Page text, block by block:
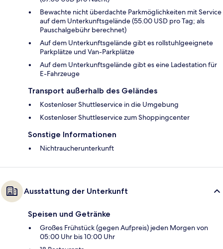
Bewachte nicht überdachte Parkmöglichkeiten mit Service
auf dem Unterkunftsgelände (55.00 USD pro Tag; als
Pauschalgebühr berechnet)
Auf dem Unterkunftsgelände gibt es rollstuhlgeeignete
Parkplätze und Van-Parkplätze
Auf dem Unterkunftsgelände gibt es eine Ladestation für
E-Fahrzeuge
Transport außerhalb des Geländes
Kostenloser Shuttleservice in die Umgebung
Kostenloser Shuttleservice zum Shoppingcenter
Sonstige Informationen
Nichtraucherunterkunft
Ausstattung der Unterkunft
Speisen und Getränke
Großes Frühstück (gegen Aufpreis) jeden Morgen von
05:00 Uhr bis 10:00 Uhr